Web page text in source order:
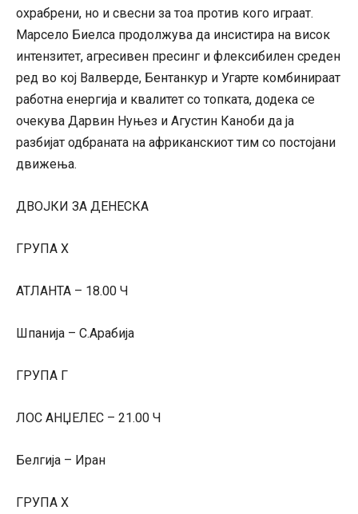
охрабрени, но и свесни за тоа против кого играат.
Марсело Биелса продолжува да инсистира на висок
интензитет, агресивен пресинг и флексибилен среден
ред во кој Валверде, Бентанкур и Угарте комбинираат
работна енергија и квалитет со топката, додека се
очекува Дарвин Нуњез и Агустин Каноби да ја
разбијат одбраната на африканскиот тим со постојани
движења.
ДВОЈКИ ЗА ДЕНЕСКА
ГРУПА Х
АТЛАНТА – 18.00 Ч
Шпанија – С.Арабија
ГРУПА Г
ЛОС АНЏЕЛЕС – 21.00 Ч
Белгија – Иран
ГРУПА Х